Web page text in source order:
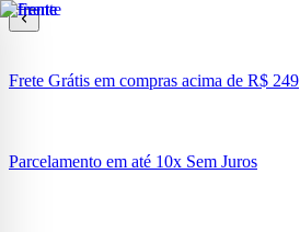
Frete Grátis em compras acima de R$ 249
Parcelamento em até 10x Sem Juros